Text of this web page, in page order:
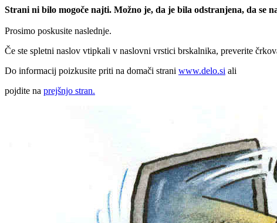
Strani ni bilo mogoče najti. Možno je, da je bila odstranjena, da se
Prosimo poskusite naslednje.
Če ste spletni naslov vtipkali v naslovni vrstici brskalnika, preverite
Do informacij poizkusite priti na domači strani www.delo.si ali
pojdite na prejšnjo stran.